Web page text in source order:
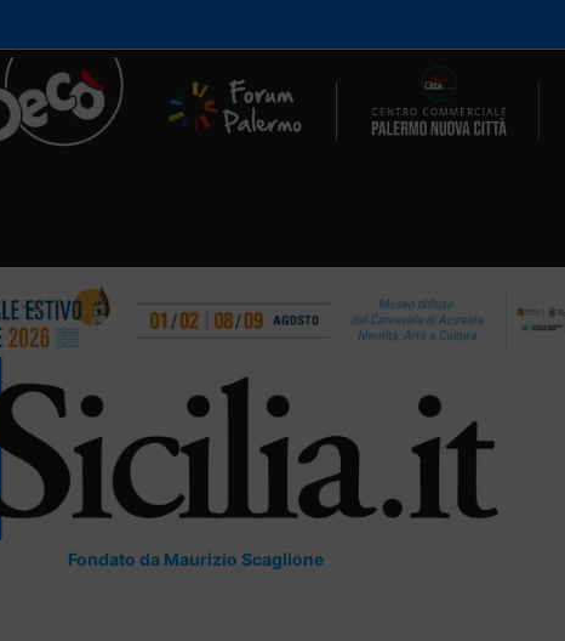
Fondato da Maurizio Scaglione